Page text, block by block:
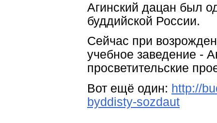
Агинский дацан был
буддийской России.
Сейчас при
учебное заведение -
просветительские
Вот ещё один: http://
byddisty-sozdaut